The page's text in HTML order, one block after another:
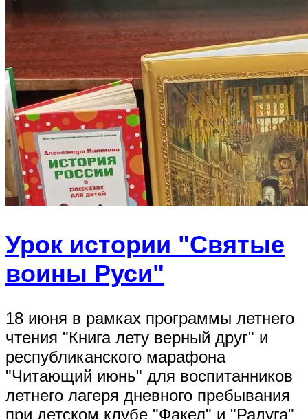
Урок истории "Святые
воины Руси"
18 июня в рамках программы летнего
чтения "Книга лету верный друг" и
республиканского марафона
"Читающий июнь" для воспитанников
летнего лагеря дневного пребывания
при детском клубе "Факел" и "Радуга"